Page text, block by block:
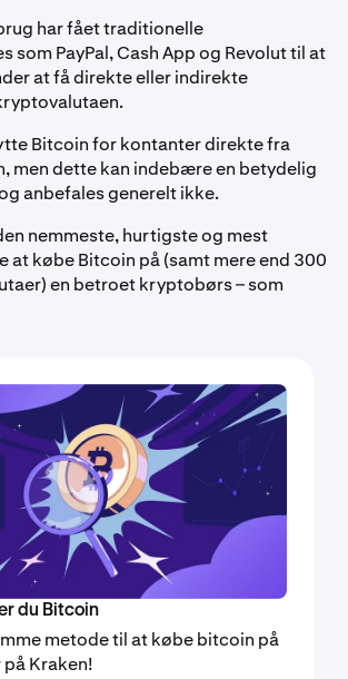
har fået traditionelle
som PayPal, Cash App og Revolut til at
at få direkte eller indirekte
Bitcoin for kontanter direkte fra
men dette kan indebære en betydelig
anbefales generelt ikke.
nemmeste, hurtigste og mest
at købe Bitcoin på (samt mere end 300
en betroet kryptobørs – som
du Bitcoin
metode til at købe bitcoin på
Kraken!